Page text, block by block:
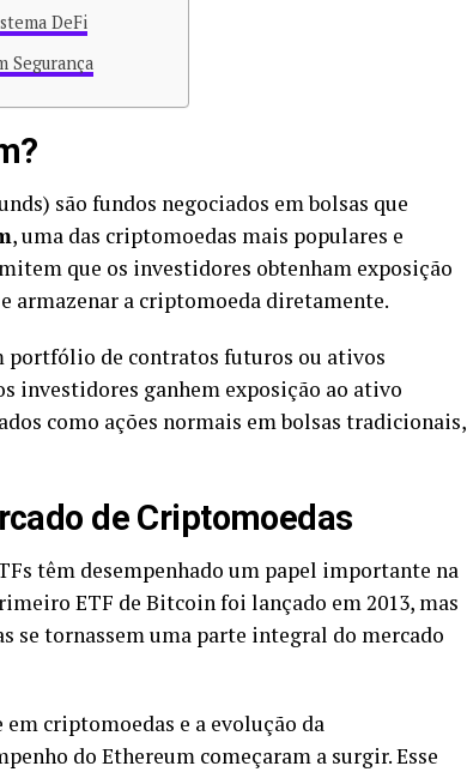
DeFi
Segurança
são fundos negociados em bolsas que
, uma das criptomoedas mais populares e
que os investidores obtenham exposição
armazenar a criptomoeda diretamente.
portfólio de contratos futuros ou ativos
investidores ganhem exposição ao ativo
como ações normais em bolsas tradicionais,
de Criptomoedas
têm desempenhado um papel importante na
ETF de Bitcoin foi lançado em 2013, mas
se tornassem uma parte integral do mercado
criptomoedas e a evolução da
do Ethereum começaram a surgir. Esse